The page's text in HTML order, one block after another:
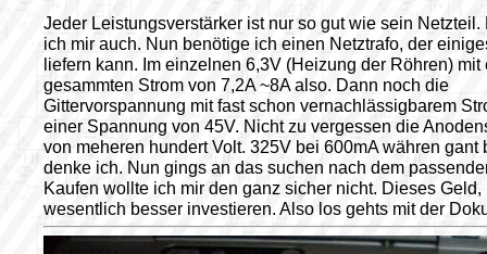
Jeder Leistungsverstärker ist nur so gut wie sein Netzteil.
ich mir auch. Nun benötige ich einen Netztrafo, der
liefern kann. Im einzelnen 6,3V (Heizung der Röhren) mit
gesammten Strom von 7,2A ~8A also. Dann noch die
Gittervorspannung mit fast schon vernachlässigbarem
einer Spannung von 45V. Nicht zu vergessen die
von meheren hundert Volt. 325V bei 600mA währen gant
denke ich. Nun gings an das suchen nach dem
Kaufen wollte ich mir den ganz sicher nicht. Dieses Geld,
wesentlich besser investieren. Also los gehts mit der